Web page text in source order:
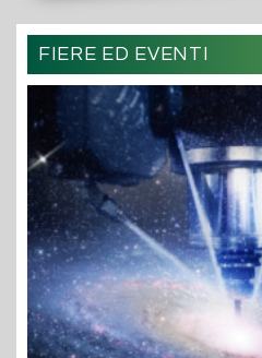
FIERE ED EVENTI